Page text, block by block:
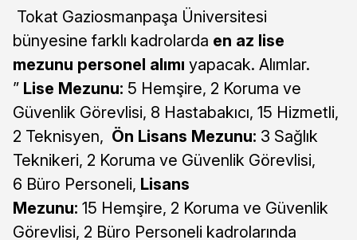
Tokat Gaziosmanpaşa Üniversitesi
bünyesine farklı kadrolarda en az lise
mezunu personel alımı yapacak. Alımlar.
” Lise Mezunu: 5 Hemşire, 2 Koruma ve
Güvenlik Görevlisi, 8 Hastabakıcı, 15 Hizmetli,
2 Teknisyen, Ön Lisans Mezunu: 3 Sağlık
Teknikeri, 2 Koruma ve Güvenlik Görevlisi,
6 Büro Personeli, Lisans
Mezunu: 15 Hemşire, 2 Koruma ve Güvenlik
Görevlisi, 2 Büro Personeli kadrolarında